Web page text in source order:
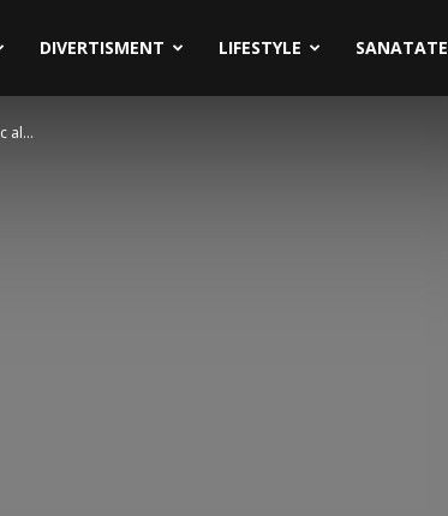
DIVERTISMENT LIFESTYLE SANATATE
al...